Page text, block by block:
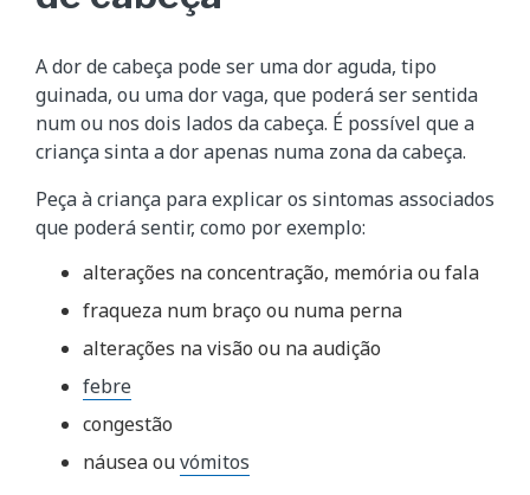
A dor de cabeça pode ser uma dor aguda, tipo
guinada, ou uma dor vaga, que poderá ser sentida
num ou nos dois lados da cabeça. É possível que a
criança sinta a dor apenas numa zona da cabeça.
Peça à criança para explicar os sintomas associados
que poderá sentir, como por exemplo:
alterações na concentração, memória ou fala
fraqueza num braço ou numa perna
alterações na visão ou na audição
febre
congestão
náusea ouvómitos